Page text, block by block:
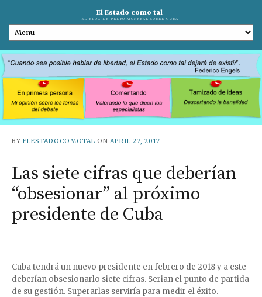
El Estado como tal
EL BLOG DE PEDRO MONREAL SOBRE CUBA
BY ELESTADOCOMOTAL ON APRIL 27, 2017
Las siete cifras que deberían
“obsesionar” al próximo
presidente de Cuba
Cuba tendrá un nuevo presidente en febrero de 2018 y a este
deberían obsesionarlo siete cifras. Serian el punto de partida
de su gestión. Superarlas serviría para medir el éxito.